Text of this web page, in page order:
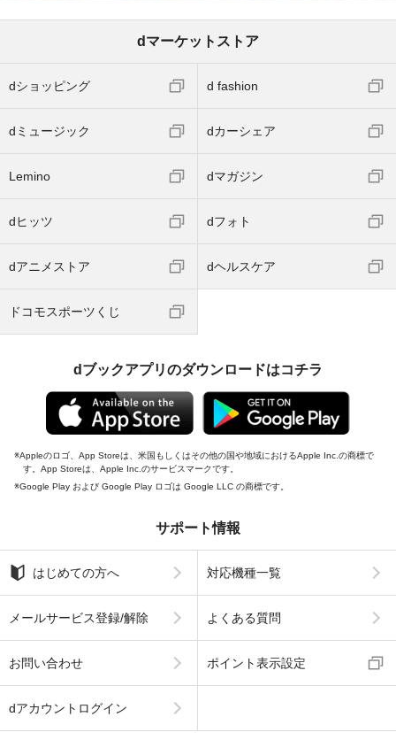
dマーケットストア
dショッピング d fashion
dミュージック dカーシェア
Lemino dマガジン
dヒッツ dフォト
dアニメストア dヘルスケア
ドコモスポーツくじ
dブックアプリのダウンロードはコチラ
Appleのロゴ、App Storeは、米国もしくはその他の国や地域におけるApple Inc.の商標で
す。App Storeは、Apple Inc.のサービスマークです。
Google Play および Google Play ロゴは Google LLC の商標です。
サポート情報
はじめての方へ 対応機種一覧
メールサービス登録/解除 よくある質問
お問い合わせ ポイント表示設定
dアカウントログイン